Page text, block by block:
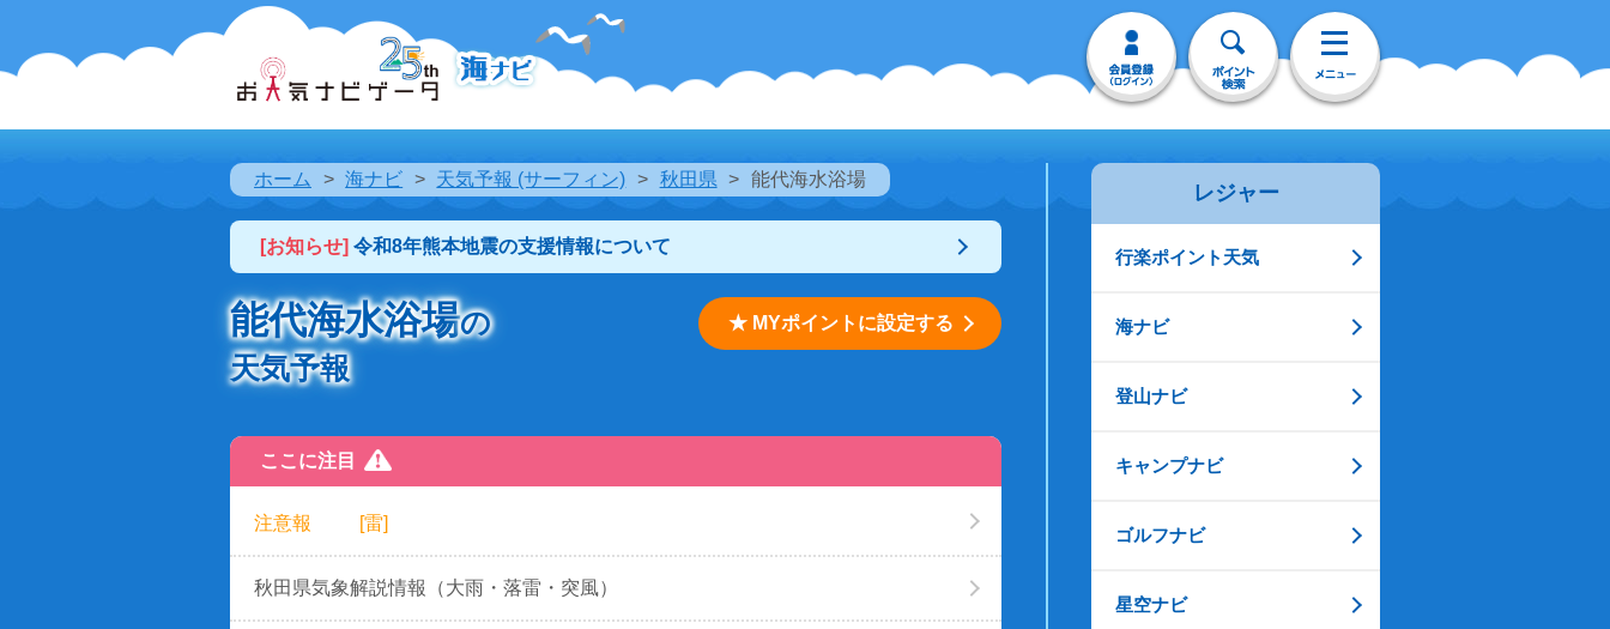
ホーム 海ナビ 天気予報 (サーフィン) 秋田県 能代海水浴場
[お知らせ] 令和8年熊本地震の支援情報について
能代海水浴場の
天気予報
★ MYポイントに設定する
ここに注目
注意報 [雷]
秋田県気象解説情報（大雨・落雷・突風）
レジャー
行楽ポイント天気
海ナビ
登山ナビ
キャンプナビ
ゴルフナビ
星空ナビ